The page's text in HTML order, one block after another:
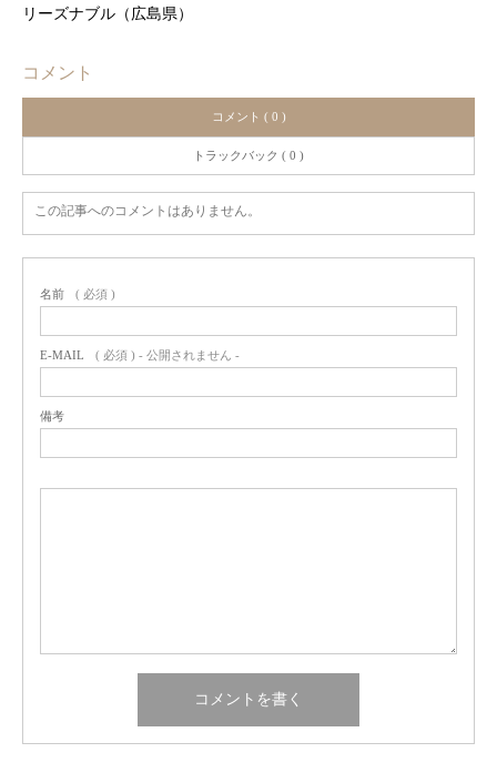
リーズナブル（広島県）
コメント
コメント ( 0 )
トラックバック ( 0 )
この記事へのコメントはありません。
名前 ( 必須 )
E-MAIL ( 必須 ) - 公開されません -
備考